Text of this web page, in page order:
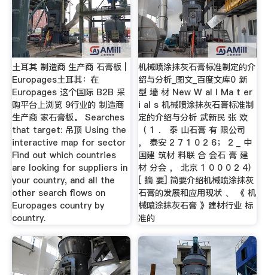
土耳其 制造商 生产商 石膏板 |
Europages土耳其：在
Europages 这个国际 B2B 采
购平台上浏览 9行业的 制造商
生产商 家石膏板。 Searches
that target: 吊顶 Using the
interactive map for sector
Find out which countries
are looking for suppliers in
your country, and all the
other search flows on
Europages country by
country.
机械喷涂抹灰石膏标准制定的介
绍与分析_图文_百度文库0 新
型 墙 材 New W al I Ma t er
i al s 机械喷涂抹灰石膏标准制
定的介绍与分析 武新民 张 欢
（ 1 ． 泰 山石膏 有 限公司
， 泰安 2 7 1 0 2 6； 2 _ 中
国建 筑材 料联 合 会石 膏 建
材 分会 ， 北京 1 0 0 0 2 4）
[ 摘 要] 简要介绍机械喷涂抹灰
石膏的发展和应用现状 、 《 机
械喷涂抹灰石膏 》建材行业 标
准的